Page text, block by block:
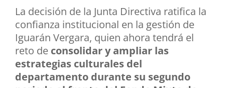
La decisión de la Junta Directiva ratifica la
confianza institucional en la gestión de
Iguarán Vergara, quien ahora tendrá el
reto de consolidar y ampliar las
estrategias culturales del
departamento durante su segundo